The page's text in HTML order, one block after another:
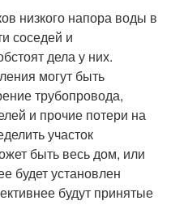
низкого напора воды в
соседей и
дела у них.
могут быть
трубопровода,
и прочие потери на
участок
быть весь дом, или
будет установлен
будут принятые